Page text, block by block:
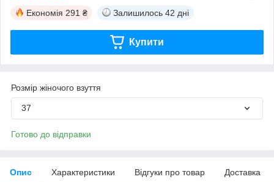
Економія 291 ₴ Залишилось 42 дні
Купити
Розмір жіночого взуття
37
Готово до відправки
Опис Характеристики Відгуки про товар Доставка